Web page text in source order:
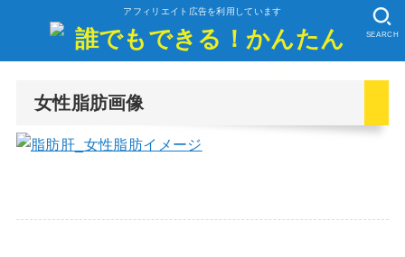
アフィリエイト広告を利用しています
SEARCH
女性脂肪画像